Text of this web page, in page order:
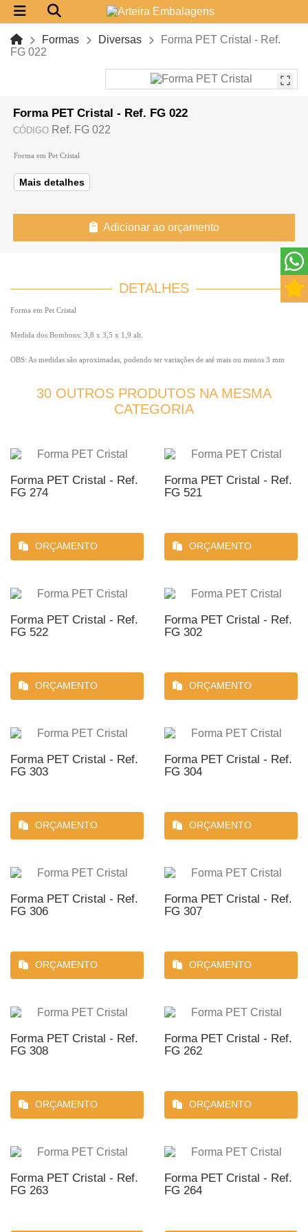
Formas Diversas
Forma PET Cristal - Ref.
FG 022
Forma PET Cristal - Ref. FG 022
CÓDIGO Ref. FG 022
Forma em Pet Cristal
Mais detalhes
Adicionar ao orçamento
DETALHES
Forma em Pet Cristal
Medida dos Bombons: 3,8 x 3,5 x 1,9 alt.
OBS: As medidas são aproximadas, podendo ter variações de até mais ou menos 3 mm
30 OUTROS PRODUTOS NA MESMA
CATEGORIA
Forma PET Cristal - Ref.
FG 274
ORÇAMENTO
Forma PET Cristal - Ref.
FG 521
ORÇAMENTO
Forma PET Cristal - Ref.
FG 522
ORÇAMENTO
Forma PET Cristal - Ref.
FG 302
ORÇAMENTO
Forma PET Cristal - Ref.
FG 303
ORÇAMENTO
Forma PET Cristal - Ref.
FG 304
ORÇAMENTO
Forma PET Cristal - Ref.
FG 306
ORÇAMENTO
Forma PET Cristal - Ref.
FG 307
ORÇAMENTO
Forma PET Cristal - Ref.
FG 308
ORÇAMENTO
Forma PET Cristal - Ref.
FG 262
ORÇAMENTO
Forma PET Cristal - Ref.
FG 263
Forma PET Cristal - Ref.
FG 264